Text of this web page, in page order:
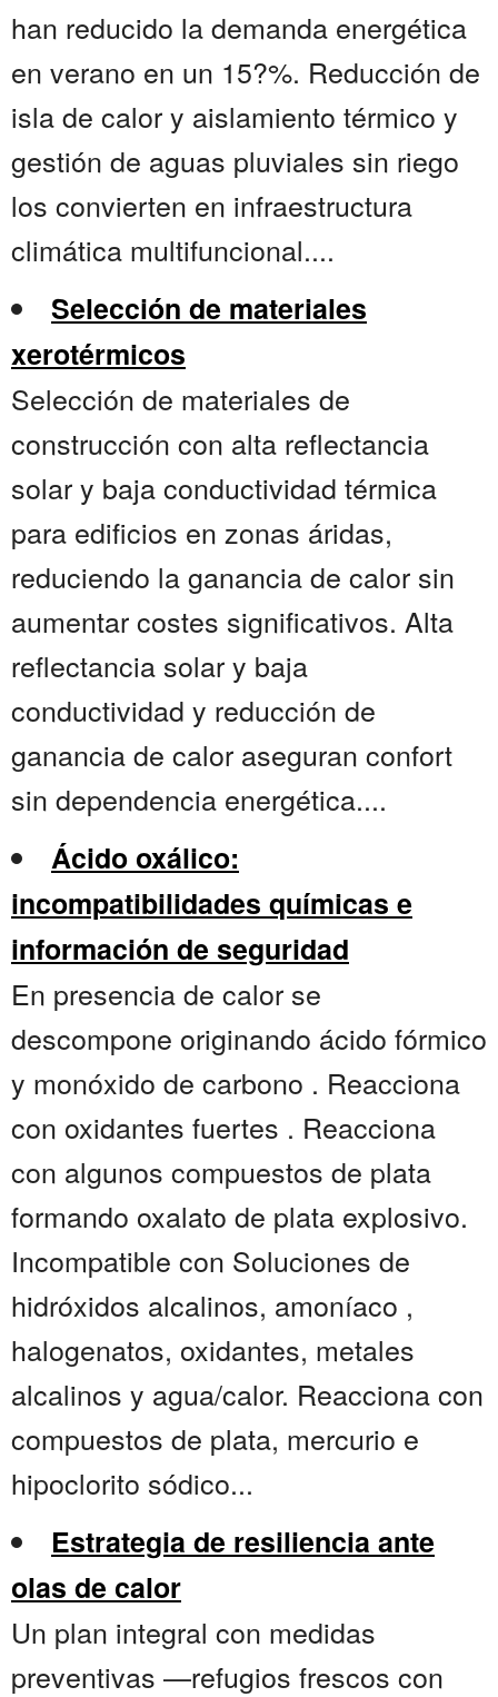
han reducido la demanda energética
en verano en un 15?%. Reducción de
isla de calor y aislamiento térmico y
gestión de aguas pluviales sin riego
los convierten en infraestructura
climática multifuncional....
Selección de materiales
xerotérmicos
Selección de materiales de
construcción con alta reflectancia
solar y baja conductividad térmica
para edificios en zonas áridas,
reduciendo la ganancia de calor sin
aumentar costes significativos. Alta
reflectancia solar y baja
conductividad y reducción de
ganancia de calor aseguran confort
sin dependencia energética....
Ácido oxálico:
incompatibilidades químicas e
información de seguridad
En presencia de calor se
descompone originando ácido fórmico
y monóxido de carbono . Reacciona
con oxidantes fuertes . Reacciona
con algunos compuestos de plata
formando oxalato de plata explosivo.
Incompatible con Soluciones de
hidróxidos alcalinos, amoníaco ,
halogenatos, oxidantes, metales
alcalinos y agua/calor. Reacciona con
compuestos de plata, mercurio e
hipoclorito sódico...
Estrategia de resiliencia ante
olas de calor
Un plan integral con medidas
preventivas —refugios frescos con